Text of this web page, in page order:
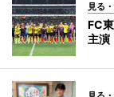
見る
FC
主演